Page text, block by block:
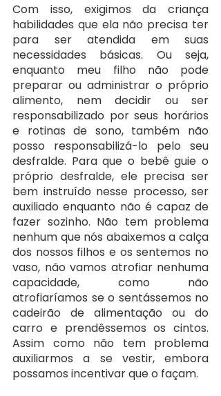
Com isso, exigimos da criança
habilidades que ela não precisa ter
para ser atendida em suas
necessidades básicas. Ou seja,
enquanto meu filho não pode
preparar ou administrar o próprio
alimento, nem decidir ou ser
responsabilizado por seus horários
e rotinas de sono, também não
posso responsabilizá-lo pelo seu
desfralde. Para que o bebê guie o
próprio desfralde, ele precisa ser
bem instruído nesse processo, ser
auxiliado enquanto não é capaz de
fazer sozinho. Não tem problema
nenhum que nós abaixemos a calça
dos nossos filhos e os sentemos no
vaso, não vamos atrofiar nenhuma
capacidade, como não
atrofiaríamos se o sentássemos no
cadeirão de alimentação ou do
carro e prendêssemos os cintos.
Assim como não tem problema
auxiliarmos a se vestir, embora
possamos incentivar que o façam.